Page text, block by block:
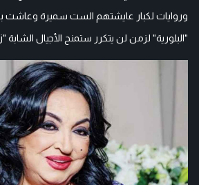
وروايات لكبار عايشتهم الست سميرة وعاشت
"البلورية" لزمن لن يتكرر ستمنح الأجيال الشابة